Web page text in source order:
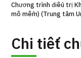
Chương trình điều trị
mô mềm) (Trung tâm
Chi tiết